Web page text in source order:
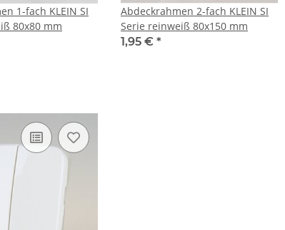
1-fach KLEIN SI
80x80 mm
Abdeckrahmen 2-fach KLEIN SI
Serie reinweiß 80x150 mm
1,95 € *